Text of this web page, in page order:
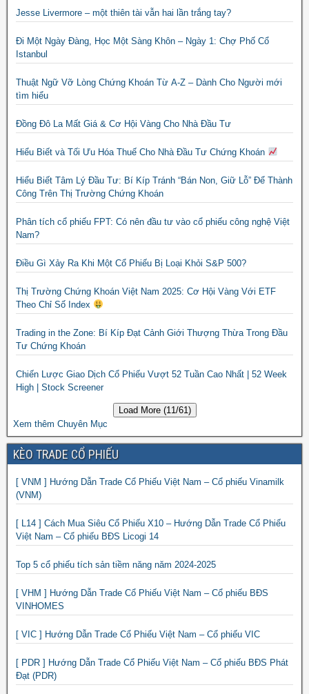
Jesse Livermore – một thiên tài vẫn hai lần trắng tay?
Đi Một Ngày Đàng, Học Một Sàng Khôn – Ngày 1: Chợ Phố Cổ
Istanbul
Thuật Ngữ Vỡ Lòng Chứng Khoán Từ A-Z – Dành Cho Người mới
tìm hiểu
Đồng Đô La Mất Giá & Cơ Hội Vàng Cho Nhà Đầu Tư
Hiểu Biết và Tối Ưu Hóa Thuế Cho Nhà Đầu Tư Chứng Khoán
Hiểu Biết Tâm Lý Đầu Tư: Bí Kíp Tránh “Bán Non, Giữ Lỗ” Để Thành
Công Trên Thị Trường Chứng Khoán
Phân tích cổ phiếu FPT: Có nên đầu tư vào cổ phiếu công nghệ Việt
Nam?
Điều Gì Xảy Ra Khi Một Cổ Phiếu Bị Loại Khỏi S&P 500?
Thị Trường Chứng Khoán Việt Nam 2025: Cơ Hội Vàng Với ETF
Theo Chỉ Số Index
Trading in the Zone: Bí Kíp Đạt Cảnh Giới Thượng Thừa Trong Đầu
Tư Chứng Khoán
Chiến Lược Giao Dịch Cổ Phiếu Vượt 52 Tuần Cao Nhất | 52 Week
High | Stock Screener
Load More (11/61)
Xem thêm Chuyên Mục
KÈO TRADE CỔ PHIẾU
[ VNM ] Hướng Dẫn Trade Cổ Phiếu Việt Nam – Cổ phiếu Vinamilk
(VNM)
[ L14 ] Cách Mua Siêu Cổ Phiếu X10 – Hướng Dẫn Trade Cổ Phiếu
Việt Nam – Cổ phiếu BĐS Licogi 14
Top 5 cổ phiếu tích sản tiềm năng năm 2024-2025
[ VHM ] Hướng Dẫn Trade Cổ Phiếu Việt Nam – Cổ phiếu BĐS
VINHOMES
[ VIC ] Hướng Dẫn Trade Cổ Phiếu Việt Nam – Cổ phiếu VIC
[ PDR ] Hướng Dẫn Trade Cổ Phiếu Việt Nam – Cổ phiếu BĐS Phát
Đạt (PDR)